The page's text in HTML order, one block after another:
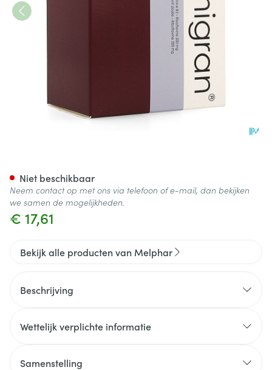
€ 17,61
Niet beschikbaar
Neem contact op met ons via telefoon of e-mail, dan bekijken
we samen de mogelijkheden.
Bekijk alle producten van Melphar
Beschrijving
Wettelijk verplichte informatie
Samenstelling